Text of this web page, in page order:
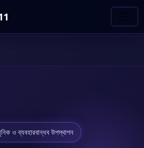
ও ব্যবহারবান্ধব উপস্থাপন